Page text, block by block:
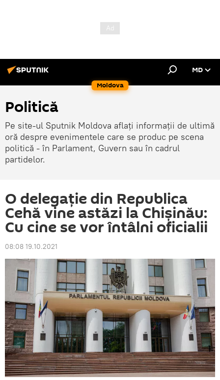
Moldova
MD
Politică
Pe site-ul Sputnik Moldova aflați informații de ultimă
oră despre evenimentele care se produc pe scena
politică - în Parlament, Guvern sau în cadrul
partidelor.
O delegație din Republica
Cehă vine astăzi la Chișinău:
Cu cine se vor întâlni oficialii
08:08 19.10.2021